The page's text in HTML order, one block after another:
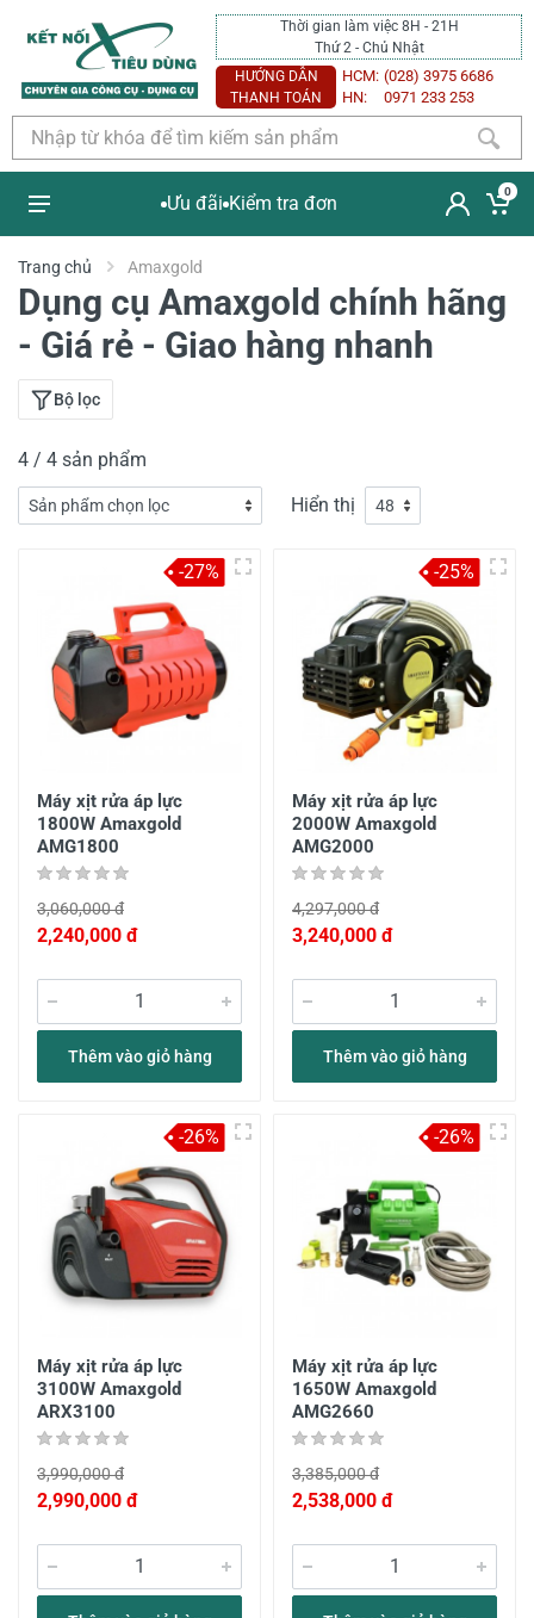
Thời gian làm việc 8H - 21H
Thứ 2 - Chủ Nhật
HƯỚNG DẪN
THANH TOÁN
HCM: (028) 3975 6686
HN:
0971 233 253
Ưu đãi Kiểm tra đơn
0
Trang chủ Amaxgold
Dụng cụ Amaxgold chính hãng
- Giá rẻ - Giao hàng nhanh
Bộ lọc
4 / 4 sản phẩm
Hiển thị
Máy xịt rửa áp lực
1800W Amaxgold
AMG1800
3,060,000 đ
2,240,000 đ
Thêm vào giỏ hàng
-27%
Máy xịt rửa áp lực
2000W Amaxgold
AMG2000
4,297,000 đ
3,240,000 đ
Thêm vào giỏ hàng
-25%
Máy xịt rửa áp lực
3100W Amaxgold
ARX3100
3,990,000 đ
2,990,000 đ
-26%
Máy xịt rửa áp lực
1650W Amaxgold
AMG2660
3,385,000 đ
2,538,000 đ
-26%